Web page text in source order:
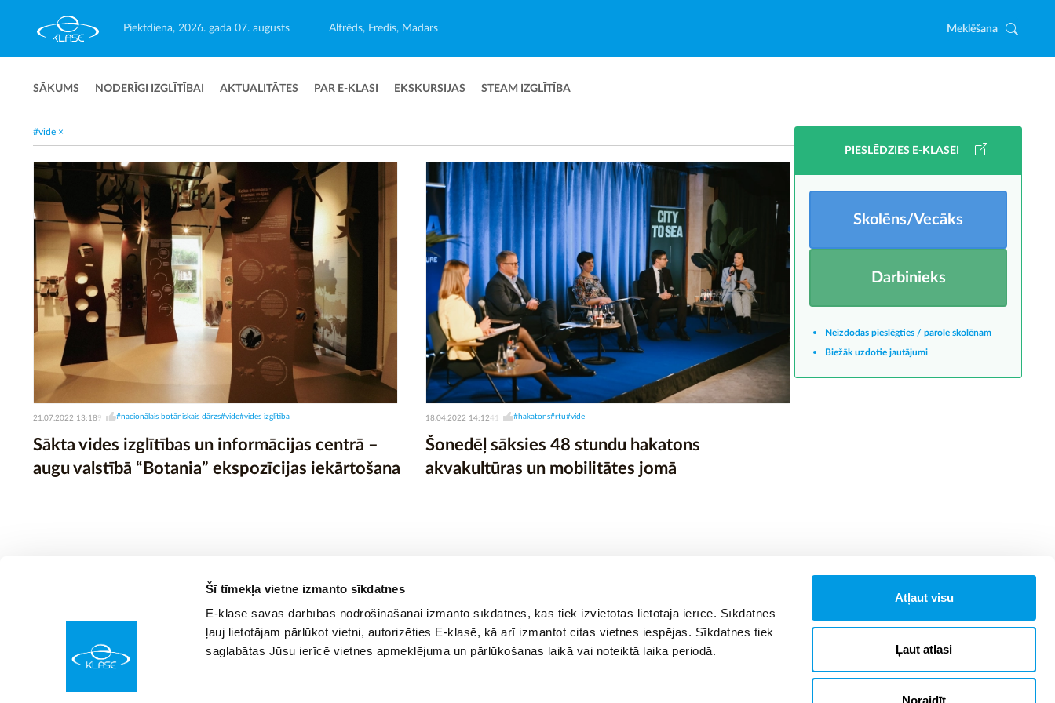
Šī tīmekļa vietne izmanto sīkdatnes
E-klase savas darbības nodrošināšanai izmanto sīkdatnes, kas tiek izvietotas lietotāja ierīcē. Sīkdatnes
ļauj lietotājam pārlūkot vietni, autorizēties E-klasē, kā arī izmantot citas vietnes iespējas. Sīkdatnes tiek
saglabātas Jūsu ierīcē vietnes apmeklējuma un pārlūkošanas laikā vai noteiktā laika periodā.
Atļaut visu
Ļaut atlasi
Noraidīt
Piektdiena, 2026. gada 07. augusts Alfrēds, Fredis, Madars Meklēšana
SĀKUMS NODERĪGI IZGLĪTĪBAI AKTUALITĀTES PAR E-KLASI EKSKURSIJAS STEAM IZGLĪTĪBA
#vide ×
21.07.2022 13:18 9 #nacionālais botāniskais dārzs#vide#vides izglītība
Sākta vides izglītības un informācijas centrā –
augu valstībā “Botania” ekspozīcijas iekārtošana
18.04.2022 14:1241 #hakatons#rtu#vide
Šonedēļ sāksies 48 stundu hakatons
akvakultūras un mobilitātes jomā
PIESLĒDZIES E-KLASEI
Skolēns/Vecāks
Darbinieks
Neizdodas pieslēgties / parole skolēnam
Biežāk uzdotie jautājumi